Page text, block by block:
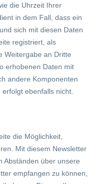
die Uhrzeit Ihrer
in dem Fall, dass ein
sich mit diesen Daten
registriert, als
Weitergabe an Dritte
erhobenen Daten mit
andere Komponenten
ebenfalls nicht.
die Möglichkeit,
Mit diesem Newsletter
Abständen über unsere
empfangen zu können,